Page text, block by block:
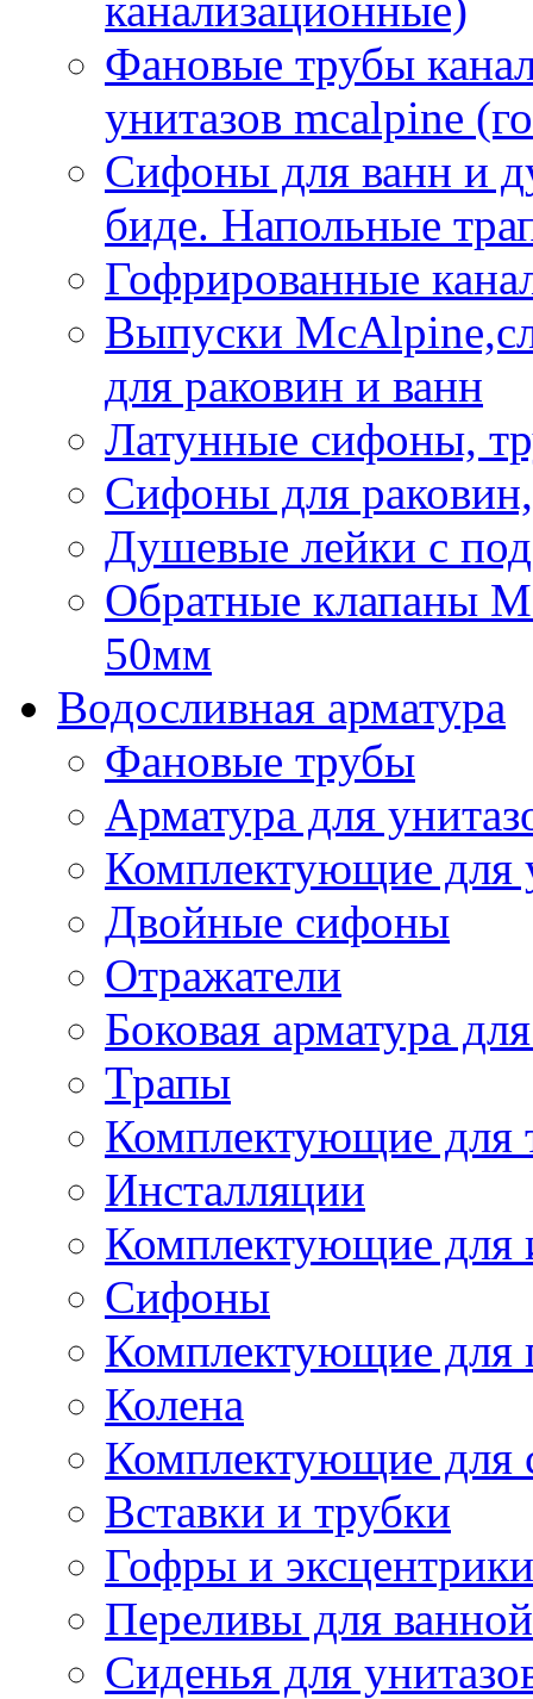
Фановые трубы
унитазов mcalpine
Сифоны для ванн и
биде. Напольные
Гофрированные
Выпуски
для раковин и ванн
Латунные сифоны,
Сифоны для
Душевые лейки с
Обратные клапаны
50мм
Водосливная арматура
Фановые трубы
Арматура для
Комплектующие для
Двойные сифоны
Отражатели
Боковая арматура
Трапы
Комплектующие для
Инсталляции
Комплектующие для
Сифоны
Комплектующие для
Колена
Комплектующие для
Вставки и трубки
Гофры и эксцентрики
Переливы для ванной
Сиденья для